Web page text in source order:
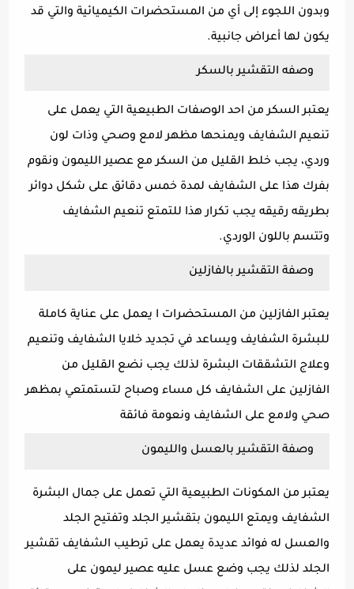
وبدون اللجوء إلى أي من المستحضرات الكيميائية والتي قد
يكون لها أعراض جانبية.
وصفه التقشير بالسكر
يعتبر السكر من احد الوصفات الطبيعية التي يعمل على
تنعيم الشفايف ويمنحها مظهر لامع وصحي وذات لون
وردي، يجب خلط القليل من السكر مع عصير الليمون ونقوم
بفرك هذا على الشفايف لمدة خمس دقائق على شكل دوائر
بطريقه رقيقه يجب تكرار هذا للتمتع تنعيم الشفايف
وتتسم باللون الوردي.
وصفة التقشير بالفازلين
يعتبر الفازلين من المستحضرات ا يعمل على عناية كاملة
للبشرة الشفايف ويساعد في تجديد خلايا الشفايف وتنعيم
وعلاج التشققات البشرة لذلك يجب نضع القليل من
الفازلين على الشفايف كل مساء وصباح لتستمتعي بمظهر
صحي ولامع على الشفايف ونعومة فائقة
وصفة التقشير بالعسل والليمون
يعتبر من المكونات الطبيعية التي تعمل على جمال البشرة
الشفايف ويمتع الليمون بتقشير الجلد وتفتيح الجلد
والعسل له فوائد عديدة يعمل على ترطيب الشفايف تقشير
الجلد لذلك يجب وضع عسل عليه عصير ليمون على